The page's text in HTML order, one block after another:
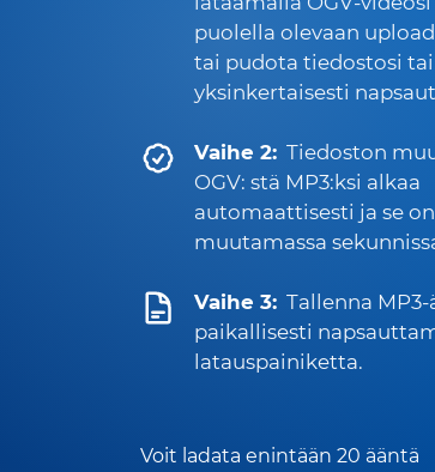
puolella olevaan
tai pudota tiedostosi
yksinkertaisesti
Vaihe 2: Tiedoston
OGV: stä MP3:ksi alkaa
automaattisesti ja se
muutamassa
Vaihe 3: Tallenna
paikallisesti
latauspainiketta.
Voit ladata enintään 20 ääntä